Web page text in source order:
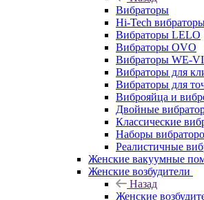
Вибраторы
Hi-Tech
Вибраторы LELO
Вибраторы OVO
Вибраторы WE-
Вибраторы для
Вибраторы для
Виброяйца и
Двойные
Классические
Наборы
Реалистичные
Женские вакуумные
Женские возбудители
Назад
Женские